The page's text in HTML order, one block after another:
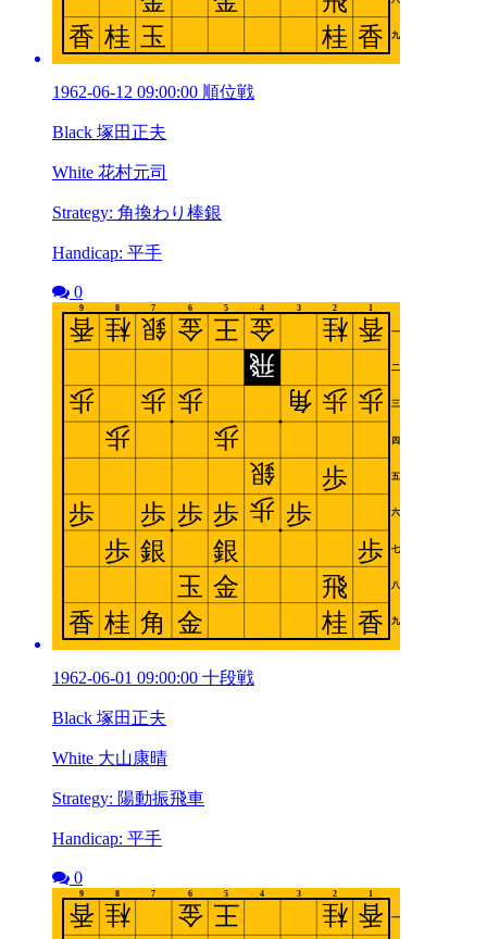
1962-06-12 09:00:00 順位戦
Black 塚田正夫
White 花村元司
Strategy: 角換わり棒銀
Handicap: 平手
0
1962-06-01 09:00:00 十段戦
Black 塚田正夫
White 大山康晴
Strategy: 陽動振飛車
Handicap: 平手
0